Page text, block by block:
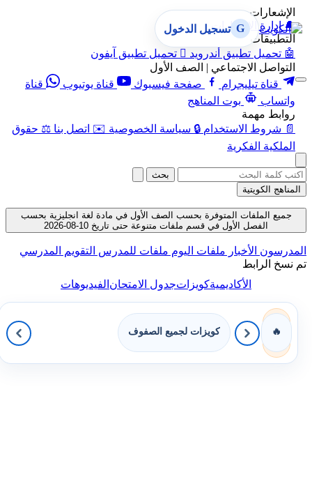
الإشعارات
🔔 إدارة الإشعارات
التطبيقات
🤖 تحميل تطبيق أندرويد  تحميل تطبيق آيفون
التواصل الاجتماعي | الصف الأول
قناة تيليجرام
صفحة فيسبوك قناة يوتيوب
قناة
واتساب
بوت المناهج
روابط مهمة
📄 شروط الاستخدام 🔒 سياسة الخصوصية ✉️ اتصل بنا ⚖️ حقوق
الملكية الفكرية
G تسجيل الدخول
بحث
المناهج الكويتية
جميع الملفات المتوفرة بحسب الصف الأول في مادة لغة انجليزية بحسب
الفصل الأول في قسم ملفات متنوعة حتى تاريخ 10-08-2026
المدرسون الأخبار ملفات اليوم ملفات للمدرس التقويم المدرسي
تم نسخ الرابط
الأكاديميةكويزاتجدول الامتحانالفيديوهات
🔥 كويزات لجميع الصفوف